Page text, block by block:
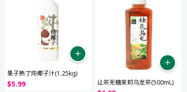
果子熟了炖椰子汁(1.25kg)
$5.99 让茶无糖茉莉乌龙茶(500mL)